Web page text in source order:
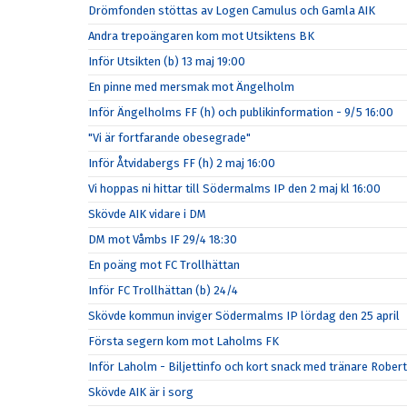
Drömfonden stöttas av Logen Camulus och Gamla AIK
Andra trepoängaren kom mot Utsiktens BK
Inför Utsikten (b) 13 maj 19:00
En pinne med mersmak mot Ängelholm
Inför Ängelholms FF (h) och publikinformation - 9/5 16:00
"Vi är fortfarande obesegrade"
Inför Åtvidabergs FF (h) 2 maj 16:00
Vi hoppas ni hittar till Södermalms IP den 2 maj kl 16:00
Skövde AIK vidare i DM
DM mot Våmbs IF 29/4 18:30
En poäng mot FC Trollhättan
Inför FC Trollhättan (b) 24/4
Skövde kommun inviger Södermalms IP lördag den 25 april
Första segern kom mot Laholms FK
Inför Laholm - Biljettinfo och kort snack med tränare
Skövde AIK är i sorg